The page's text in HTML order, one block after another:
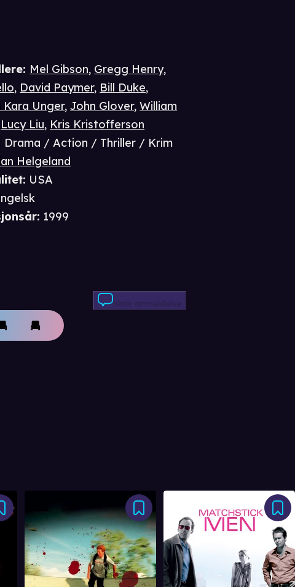
Skriv anmeldelse
: Mel Gibson, Gregg Henry,
, David Paymer, Bill Duke,
Kara Unger,John Glover,William
Lucy Liu, Kris Kristofferson
Drama / Action / Thriller / Krim
Helgeland
: USA
: 1999